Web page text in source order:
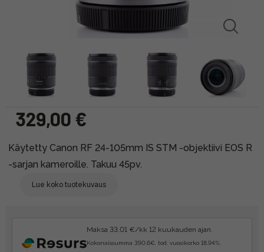
329,00 €
Käytetty Canon RF 24-105mm IS STM -objektiivi EOS R
-sarjan kameroille. Takuu 45pv.
Lue koko tuotekuvaus
Maksa 33.01 €/kk 12 kuukauden ajan.
Kokonaissumma 390.6€, tod. vuosikorko 18.94%.